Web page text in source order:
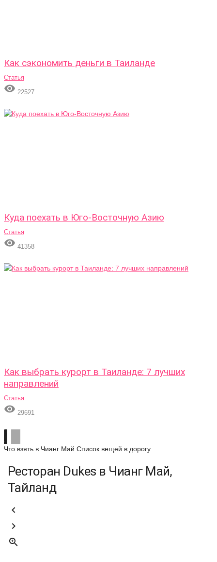
Как сэкономить деньги в Таиланде
Статья
 22527
Куда поехать в Юго-Восточную Азию
Статья
 41358
Как выбрать курорт в Таиланде: 7 лучших
направлений
Статья
 29691
Что взять в Чианг Май Список вещей в дорогу
Ресторан Dukes в Чианг Май,
Тайланд


